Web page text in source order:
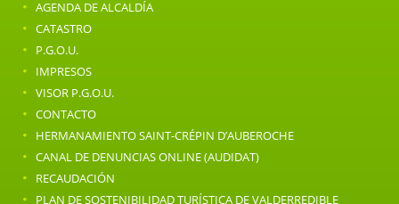
· AGENDA DE ALCALDÍA
· CATASTRO
· P.G.O.U.
· IMPRESOS
· VISOR P.G.O.U.
· CONTACTO
· HERMANAMIENTO SAINT-CRÉPIN D’AUBEROCHE
· CANAL DE DENUNCIAS ONLINE (AUDIDAT)
· RECAUDACIÓN
PLAN DE SOSTENIBILIDAD TURÍSTICA DE VALDERREDIBLE